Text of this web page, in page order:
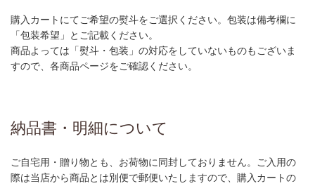
購入カートにてご希望の熨斗をご選択ください。包装は備考欄に
「包装希望」とご記載ください。
商品よっては「熨斗・包装」の対応をしていないものもございま
すので、各商品ページをご確認ください。
納品書・明細について
ご自宅用・贈り物とも、お荷物に同封しておりません。ご入用の
際は当店から商品とは別便で郵便いたしますので、購入カートの